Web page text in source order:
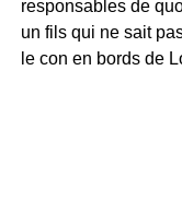
responsables de
un fils qui ne sait
le con en bords de